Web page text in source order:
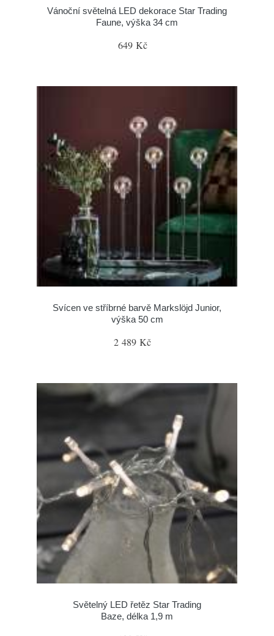
Vánoční světelná LED dekorace Star Trading
Faune, výška 34 cm
649 Kč
Svícen ve stříbrné barvě Markslöjd Junior,
výška 50 cm
2 489 Kč
Světelný LED řetěz Star Trading
Baze, délka 1,9 m